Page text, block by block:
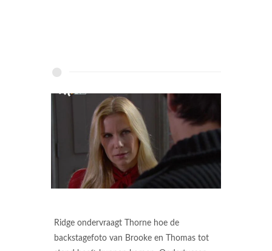
Ridge ondervraagt Thorne hoe de
backstagefoto van Brooke en Thomas tot